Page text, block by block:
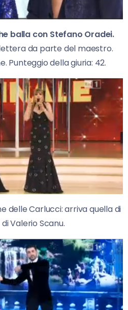
balla con Stefano Oradei.
da parte del maestro.
Punteggio della giuria: 42.
delle Carlucci: arriva quella di
Valerio Scanu.